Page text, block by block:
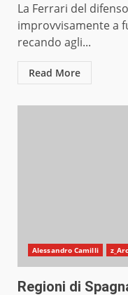
La Ferrari del
improvvisamente a
recando agli...
Read More
Alessandro Camilli
Regioni di